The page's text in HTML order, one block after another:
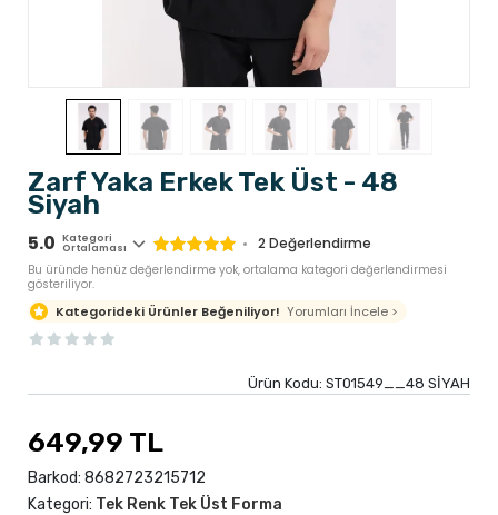
Zarf Yaka Erkek Tek Üst - 48
Siyah
5.0 Kategori
Ortalaması 2 Değerlendirme
Bu üründe henüz değerlendirme yok, ortalama kategori değerlendirmesi
gösteriliyor.
Kategorideki Ürünler Beğeniliyor! Yorumları İncele >
Ürün Kodu: ST01549__48 SİYAH
649,99 TL
Barkod: 8682723215712
Kategori: Tek Renk Tek Üst Forma